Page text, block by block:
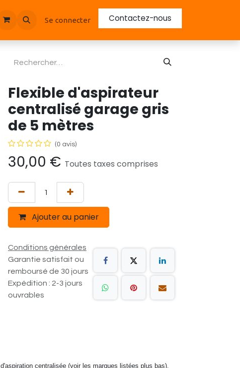
Se connecter Contactez-nous
Flexible d'aspirateur
centralisé garage gris
de 5 mètres
(0 avis)
30,00 € Toutes taxes comprises
Ajouter au panier
Conditions générales
Garantie satisfait ou
remboursé de 30 jours
Expédition : 2-3 jours
ouvrables
centralisée (voir les marques listées plus bas).